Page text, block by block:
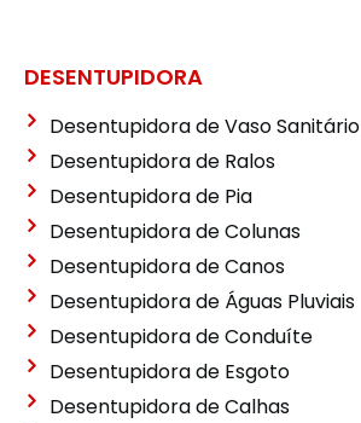
DESENTUPIDORA
Desentupidora de Vaso Sanitário
Desentupidora de Ralos
Desentupidora de Pia
Desentupidora de Colunas
Desentupidora de Canos
Desentupidora de Águas Pluviais
Desentupidora de Conduíte
Desentupidora de Esgoto
Desentupidora de Calhas